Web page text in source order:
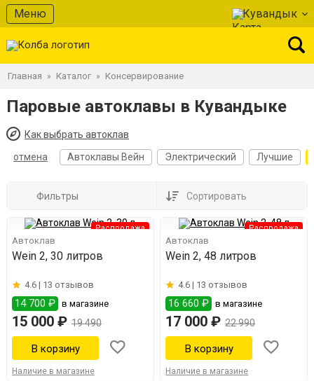
Меню Кувандык
Главная » Каталог » Консервирование
Паровые автоклавы в Кувандыке
Как выбрать автоклав
отмена
Автоклавы Вейн Электрический Лучшие
Фильтры Сортировать
Распродажа
Автоклав
Wein 2, 30 литров
4.6 | 13 отзывов
14 700 ₽ в магазине
15 000 ₽ 19 490
Наличие в магазине
Распродажа
Автоклав
Wein 2, 48 литров
4.6 | 13 отзывов
16 660 ₽ в магазине
17 000 ₽ 22 990
Наличие в магазине